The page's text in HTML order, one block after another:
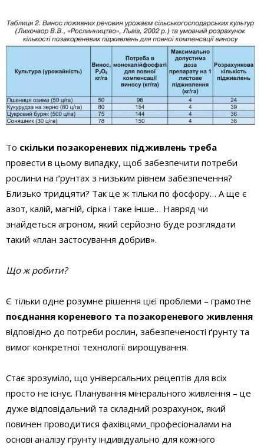
То скільки позакореневих підживлень треба
провести в цьому випадку, щоб забезпечити потреби
рослини на ґрунтах з низьким рівнем забезпечення?
Близько тридцяти? Так це ж тільки по фосфору… А ще є
азот, калій, магній, сірка і таке інше… Навряд чи
знайдеться агроном, який серйозно буде розглядати
такий «план застосування добрив».
Що ж робити?
Є тільки одне розумне рішення цієї проблеми – грамотне
поєднання кореневого та позакореневого живлення
відповідно до потреби рослин, забезпеченості ґрунту та
вимог конкретної технології вирощування.
Стає зрозуміло, що універсальних рецептів для всіх
просто не існує. Планування мінерального живлення – це
дуже відповідальний та складний розрахунок, який
повинен проводитися фахівцями_професіоналами на
основі аналізу ґрунту індивідуально для кожного